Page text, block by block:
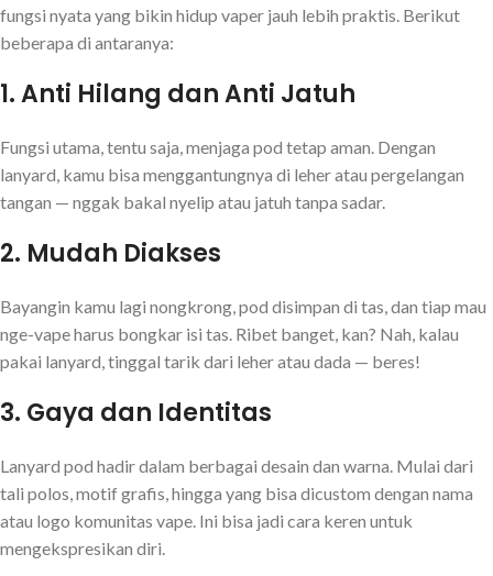
fungsi nyata yang bikin hidup vaper jauh lebih praktis. Berikut
beberapa di antaranya:
1.Anti Hilang dan Anti Jatuh
Fungsi utama, tentu saja, menjaga pod tetap aman. Dengan
lanyard, kamu bisa menggantungnya di leher atau pergelangan
tangan — nggak bakal nyelip atau jatuh tanpa sadar.
2. Mudah Diakses
Bayangin kamu lagi nongkrong, pod disimpan di tas, dan tiap mau
nge-vape harus bongkar isi tas. Ribet banget, kan? Nah, kalau
pakai lanyard, tinggal tarik dari leher atau dada — beres!
3. Gaya dan Identitas
Lanyard pod hadir dalam berbagai desain dan warna. Mulai dari
tali polos, motif grafis, hingga yang bisa dicustom dengan nama
atau logo komunitas vape. Ini bisa jadi cara keren untuk
mengekspresikan diri.